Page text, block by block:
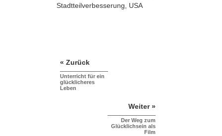
Stadtteilverbesserung, USA
« Zurück
Unterricht für ein
glücklicheres
Leben
Weiter »
Der Weg zum
Glücklichsein als
Film